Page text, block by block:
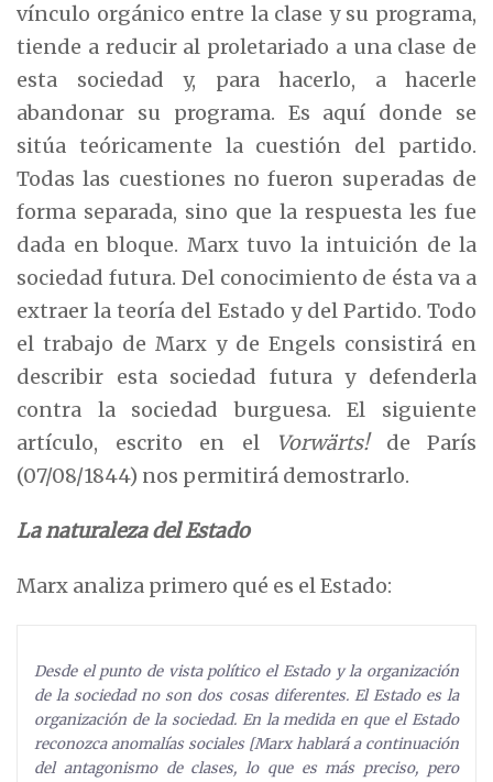
vínculo orgánico entre la clase y su programa,
tiende a reducir al proletariado a una clase de
esta sociedad y, para hacerlo, a hacerle
abandonar su programa. Es aquí donde se
sitúa teóricamente la cuestión del partido.
Todas las cuestiones no fueron superadas de
forma separada, sino que la respuesta les fue
dada en bloque. Marx tuvo la intuición de la
sociedad futura. Del conocimiento de ésta va a
extraer la teoría del Estado y del Partido. Todo
el trabajo de Marx y de Engels consistirá en
describir esta sociedad futura y defenderla
contra la sociedad burguesa. El siguiente
artículo, escrito en el
Vorwärts!de París
(07/08/1844) nos permitirá demostrarlo.
La naturaleza del Estado
Marx analiza primero qué es el Estado:
Desde el punto de vista político el Estado y la organización
de la sociedad no son dos cosas diferentes. El Estado es la
organización de la sociedad. En la medida en que el Estado
reconozca anomalías sociales [Marx hablará a continuación
del antagonismo de clases, lo que es más preciso, pero